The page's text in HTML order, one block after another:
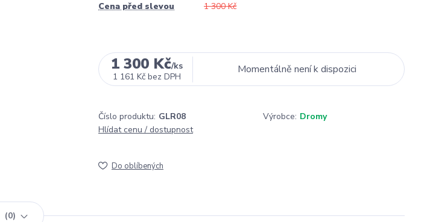
Cena před slevou
1 300 Kč
1 300 Kč/ks
1 161 Kč bez DPH
Momentálně není k dispozici
Číslo produktu: GLR08 Výrobce: Dromy
Hlídat cenu / dostupnost
Do oblíbených
0